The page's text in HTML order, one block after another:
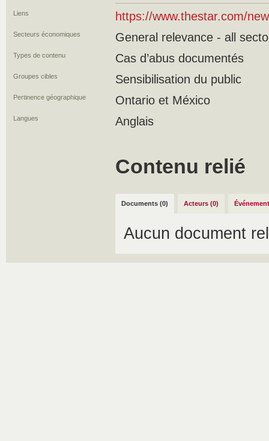
Liens https://www.thestar.com/
Secteurs économiques General relevance - all
Types de contenu Cas d’abus documentés
Groupes cibles Sensibilisation du public
Pertinence géographique Ontario et México
Langues Anglais
Contenu relié
Documents (0) Acteurs (0)
Aucun document